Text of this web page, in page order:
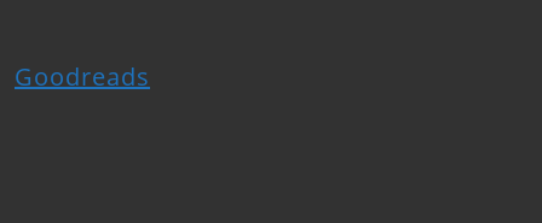
Goodreads